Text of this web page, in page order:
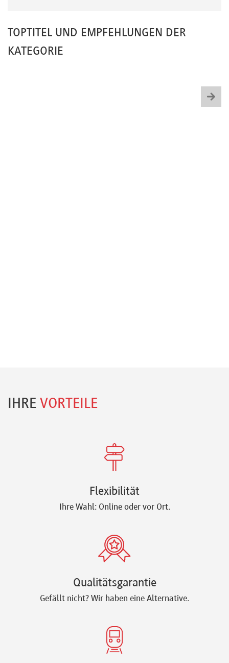
TOPTITEL UND EMPFEHLUNGEN DER
KATEGORIE
IHRE VORTEILE
Flexibilität
Ihre Wahl: Online oder vor Ort.
Qualitätsgarantie
Gefällt nicht? Wir haben eine Alternative.